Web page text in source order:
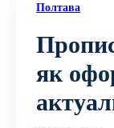
Полтава
як